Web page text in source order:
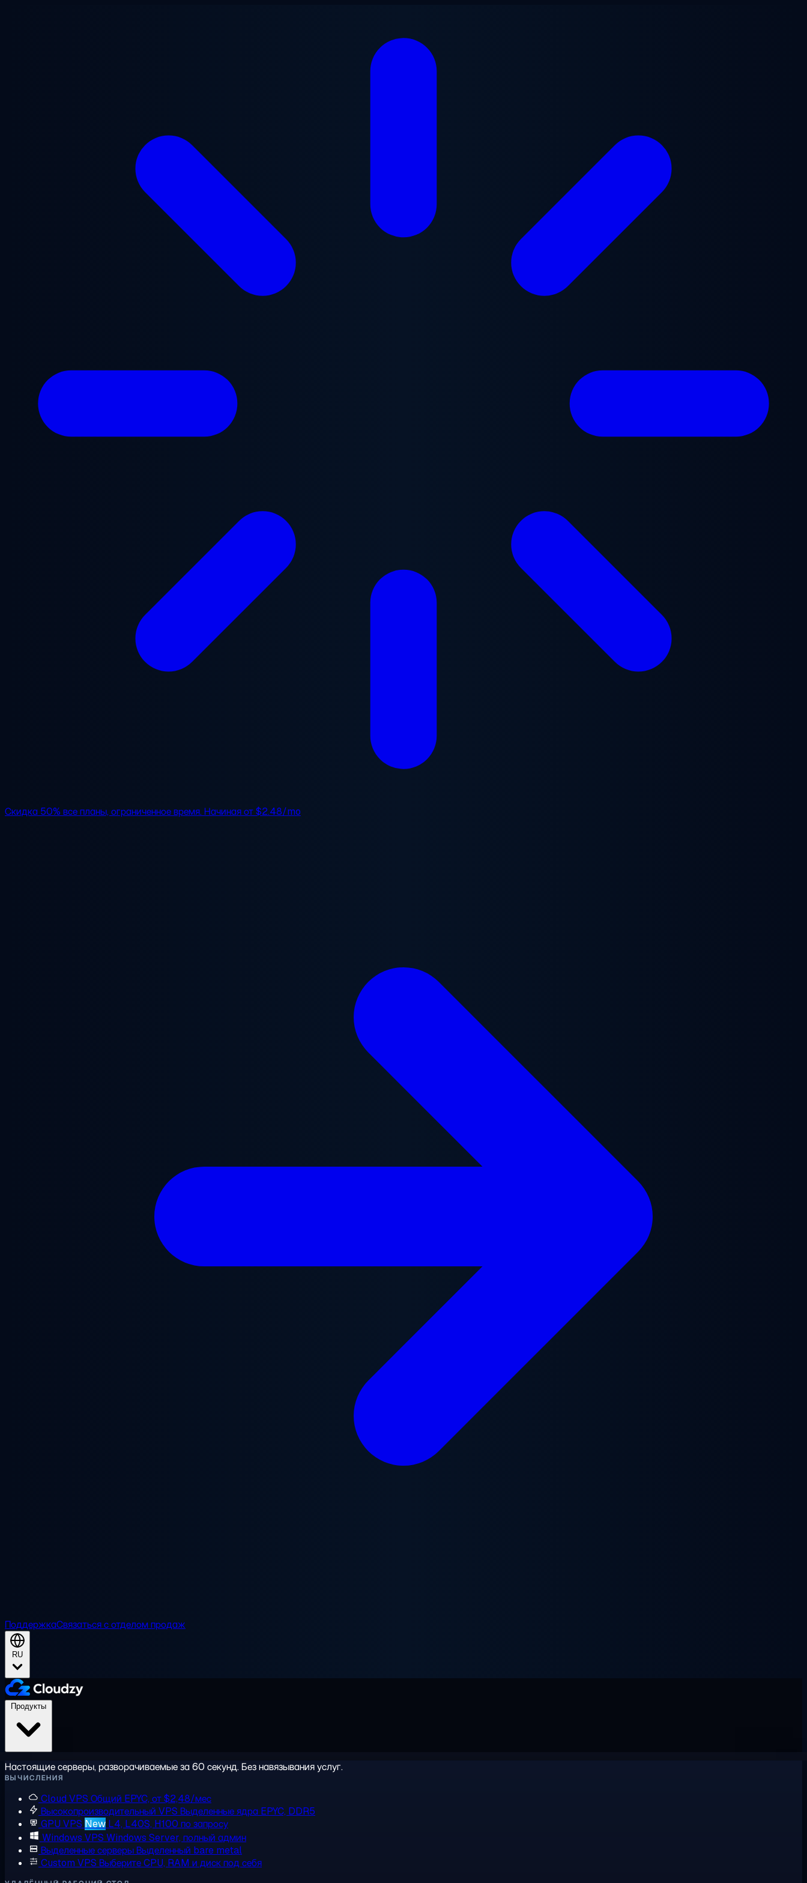
Скидка 50% все планы, ограниченное время. Начиная от$2.48/mo
ПоддержкаСвязаться с отделом продаж
RU
Настоящие серверы, разворачиваемые за 60 секунд. Без навязывания услуг.
ВЫЧИСЛЕНИЯ
Cloud VPS Общий EPYC, от $2,48/мес
Высокопроизводительный VPS Выделенные ядра EPYC, DDR5
GPU VPS New L4, L40S, H100 по запросу
Windows VPS Windows Server, полный админ
Выделенные серверыВыделенный bare metal
Custom VPS Выберите CPU, RAM и диск под себя